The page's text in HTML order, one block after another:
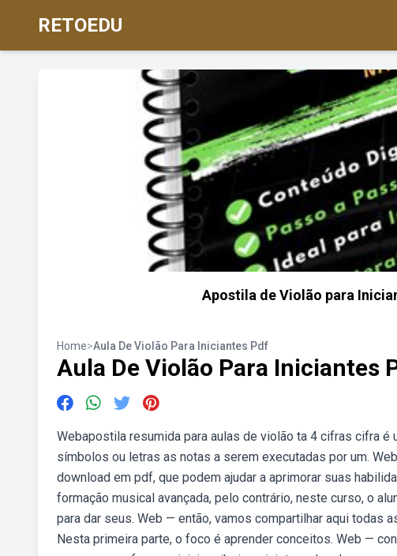
RETOEDU
Apostila de Violão para
Home>Aula De Violão Para Iniciantes Pdf
Aula De Violão Para Iniciantes
Webapostila resumida para aulas de violão ta 4 cifras cifra
símbolos ou letras as notas a serem executadas por um.
download em pdf, que podem ajudar a aprimorar suas
formação musical avançada, pelo contrário, neste curso, o
para dar seus. Web — então, vamos compartilhar aqui todas
Nesta primeira parte, o foco é aprender conceitos. Web —